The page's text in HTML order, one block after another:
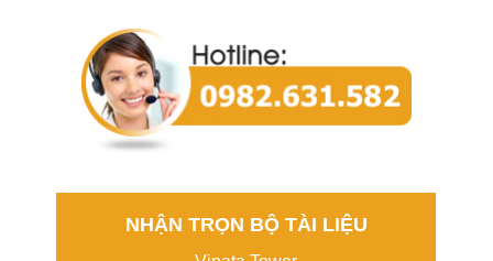
NHẬN TRỌN BỘ TÀI LIỆU